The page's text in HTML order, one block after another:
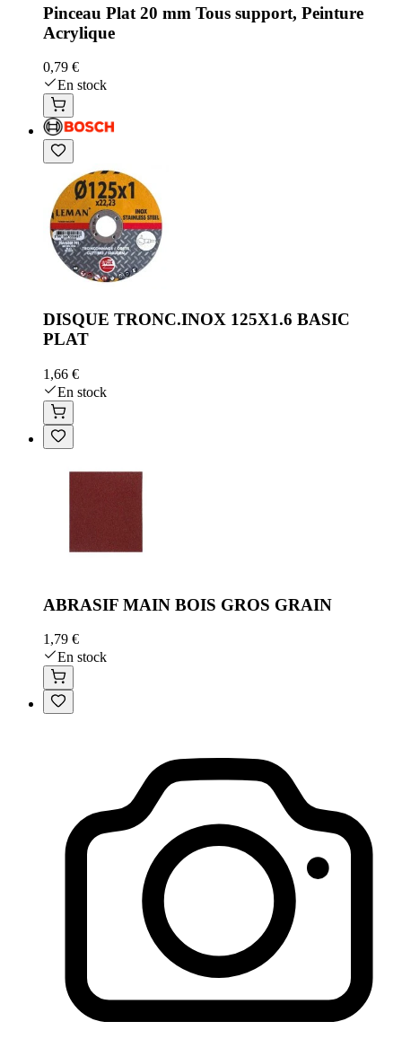
Pinceau Plat 20 mm Tous support, Peinture
Acrylique
0,79 €
En stock
DISQUE TRONC.INOX 125X1.6 BASIC
PLAT
1,66 €
En stock
ABRASIF MAIN BOIS GROS GRAIN
1,79 €
En stock